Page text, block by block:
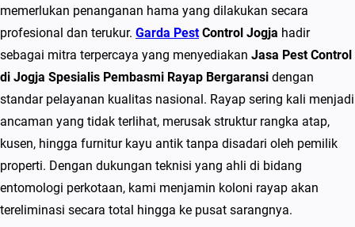
C
o
n
t
r
o
l
d
i
J
memerlukan penanganan hama yang dilakukan secara
profesional dan terukur. Garda PestControl Jogja hadir
sebagai mitra terpercaya yang menyediakan Jasa Pest Control
di Jogja Spesialis Pembasmi Rayap Bergaransi dengan
standar pelayanan kualitas nasional. Rayap sering kali menjadi
ancaman yang tidak terlihat, merusak struktur rangka atap,
kusen, hingga furnitur kayu antik tanpa disadari oleh pemilik
properti. Dengan dukungan teknisi yang ahli di bidang
entomologi perkotaan, kami menjamin koloni rayap akan
tereliminasi secara total hingga ke pusat sarangnya.